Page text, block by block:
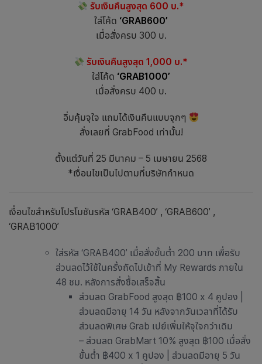
รับเงินคืนสูงสุด 600 บ.*
ใส่โค้ด ‘GRAB600’
เมื่อสั่งครบ 300 บ.
รับเงินคืนสูงสุด 1,000 บ.*
ใส่โค้ด ‘GRAB1000’
เมื่อสั่งครบ 400 บ.
อิ่มคุ้มจุใจ แถมได้เงินคืนแบบจุกๆ
สั่งเลยที่ GrabFood เท่านั้น!
ตั้งแต่วันที่ 25 มีนาคม – 5 เมษายน 2568
*เงื่อนไขเป็นไปตามที่บริษัทกำหนด
เงื่อนไขสำหรับโปรโมชันรหัส ‘GRAB400’ , ‘GRAB600’ ,
‘GRAB1000’
ใส่รหัส ‘GRAB400’ เมื่อสั่งขั้นต่ำ 200 บาท เพื่อรับ
ส่วนลดไว้ใช้ในครั้งถัดไปเข้าที่ My Rewards ภายใน
48 ชม. หลังการสั่งซื้อเสร็จสิ้น
ส่วนลด GrabFood สูงสุด ฿100 x 4 คูปอง |
ส่วนลดมีอายุ 14 วัน หลังจากวันเวลาที่ได้รับ
ส่วนลดพิเศษ Grab เปย์เพิ่มให้จุใจกว่าเดิม
– ส่วนลด GrabMart 10% สูงสุด ฿100 เมื่อสั่ง
ขั้นต่ำ ฿400 x 1 คูปอง | ส่วนลดมีอายุ 5 วัน